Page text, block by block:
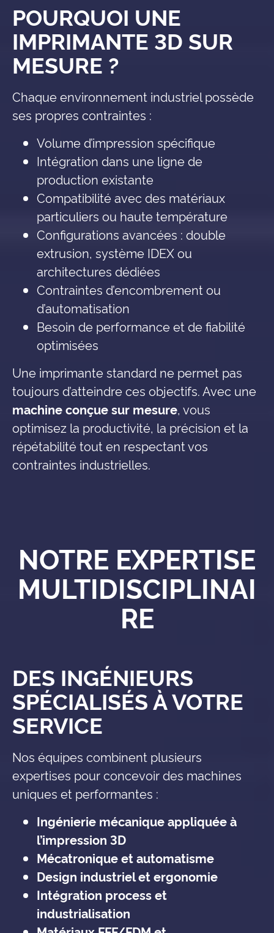
POURQUOI UNE
IMPRIMANTE 3D SUR
MESURE ?
Chaque environnement industriel possède
ses propres contraintes :
Volume d’impression spécifique
Intégration dans une ligne de
production existante
Compatibilité avec des matériaux
particuliers ou haute température
Configurations avancées : double
extrusion, système IDEX ou
architectures dédiées
Contraintes d’encombrement ou
d’automatisation
Besoin de performance et de fiabilité
optimisées
Une imprimante standard ne permet pas
toujours d’atteindre ces objectifs. Avec une
machine conçue sur mesure, vous
optimisez la productivité, la précision et la
répétabilité tout en respectant vos
contraintes industrielles.
NOTRE EXPERTISE
MULTIDISCIPLINAI
RE
DES INGÉNIEURS
SPÉCIALISÉS À VOTRE
SERVICE
Nos équipes combinent plusieurs
expertises pour concevoir des machines
uniques et performantes :
Ingénierie mécanique appliquée à
l’impression 3D
Mécatronique et automatisme
Design industriel et ergonomie
Intégration process et
industrialisation